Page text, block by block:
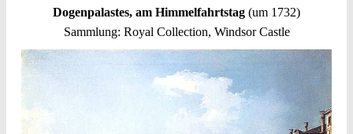
Dogenpalastes, am Himmelfahrtstag (um 1732)
Sammlung: Royal Collection, Windsor Castle